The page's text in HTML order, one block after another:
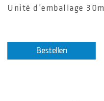
Unité d'emballage 30m
Bestellen